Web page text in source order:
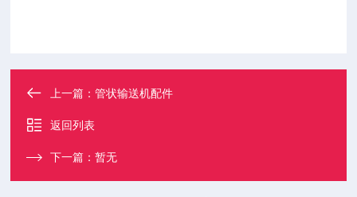
上一篇：管状输送机配件
返回列表
下一篇：暂无